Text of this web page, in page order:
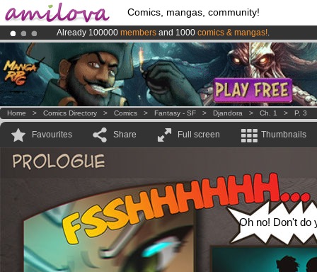
Comics, mangas, community!
Already 100000 members and 1000 comics & mangas!.
Premium membership from3.95 eurosper month !Get membership
AmilovaKickstarter is now LIVE!.
Home > Comics Directory > Comics > Fantasy - SF > Djandora > Ch. 1 > P. 3
Favourites Share Full screen Thumbnails
Oh no! Don't do